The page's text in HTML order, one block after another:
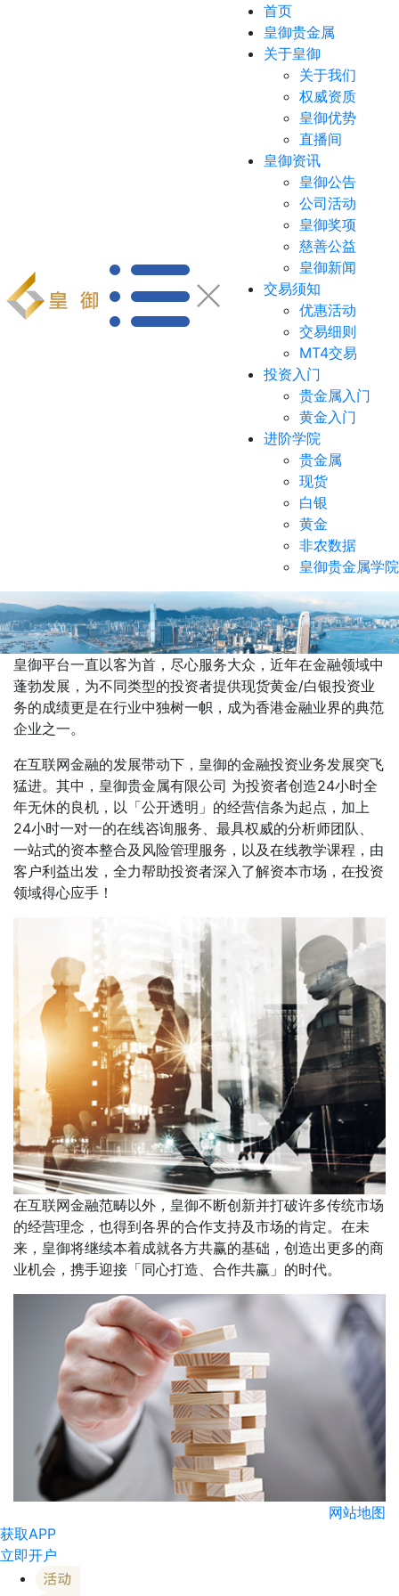
首页
皇御贵金属
关于皇御
关于我们
权威资质
皇御优势
直播间
皇御资讯
皇御公告
公司活动
皇御奖项
慈善公益
皇御新闻
交易须知
优惠活动
交易细则
MT4交易
投资入门
贵金属入门
黄金入门
进阶学院
贵金属
现货
白银
黄金
非农数据
皇御贵金属学院
皇御平台一直以客为首，尽心服务大众，近年在金融领域中
蓬勃发展，为不同类型的投资者提供现货黄金/白银投资业
务的成绩更是在行业中独树一帜，成为香港金融业界的典范
企业之一。
在互联网金融的发展带动下，皇御的金融投资业务发展突飞
猛进。其中，皇御贵金属有限公司 为投资者创造24小时全
年无休的良机，以「公开透明」的经营信条为起点，加上
24小时一对一的在线咨询服务、最具权威的分析师团队、
一站式的资本整合及风险管理服务，以及在线教学课程，由
客户利益出发，全力帮助投资者深入了解资本市场，在投资
领域得心应手！
在互联网金融范畴以外，皇御不断创新并打破许多传统市场
的经营理念，也得到各界的合作支持及市场的肯定。在未
来，皇御将继续本着成就各方共赢的基础，创造出更多的商
业机会，携手迎接「同心打造、合作共赢」的时代。
网站地图
获取APP
立即开户